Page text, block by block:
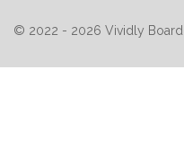
© 2022 - 2026 Vividly